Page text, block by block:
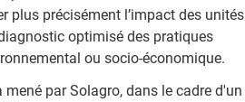
plus précisément l’impact des unités
optimisé des pratiques
ou socio-économique.
par Solagro, dans le cadre d'un